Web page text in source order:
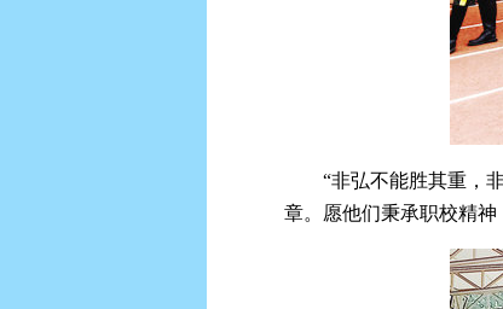
“非弘不能胜其重，
章。愿他们秉承职校精神